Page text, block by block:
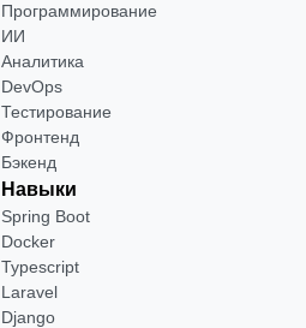
Программирование
ИИ
Аналитика
DevOps
Тестирование
Фронтенд
Бэкенд
Навыки
Spring Boot
Docker
Typescript
Laravel
Django